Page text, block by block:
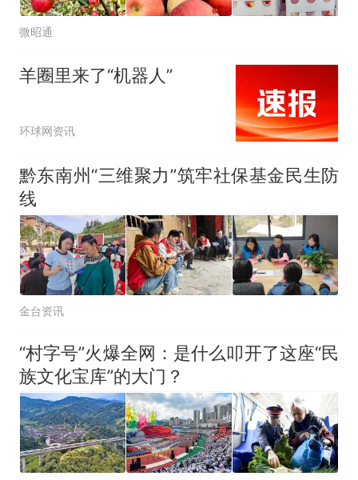
微昭通
羊圈里来了“机器人”
环球网资讯
黔东南州“三维聚力”筑牢社保基金民生防
线
金台资讯
“村字号”火爆全网：是什么叩开了这座“民
族文化宝库”的大门？